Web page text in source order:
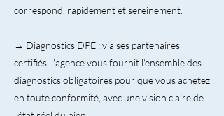
correspond, rapidement et sereinement.
→ Diagnostics DPE : via ses partenaires
certifiés, l'agence vous fournit l'ensemble des
diagnostics obligatoires pour que vous achetez
en toute conformité, avec une vision claire de